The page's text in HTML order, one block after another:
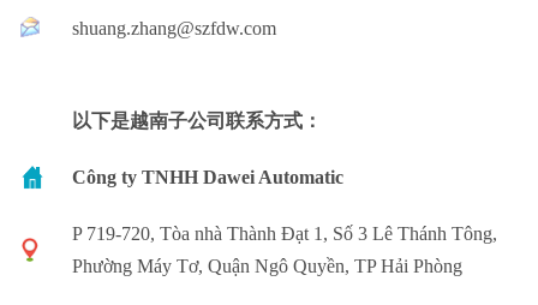
shuang.zhang@szfdw.com
以下是越南子公司联系方式：
Công ty TNHH Dawei Automatic
P 719-720, Tòa nhà Thành Đạt 1, Số 3 Lê Thánh Tông,
Phường Máy Tơ, Quận Ngô Quyền, TP Hải Phòng